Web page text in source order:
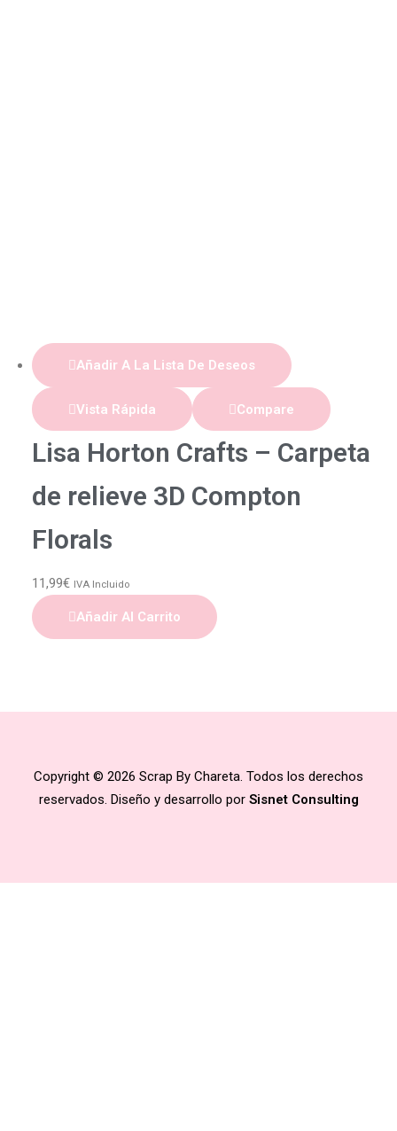
Añadir A La Lista De Deseos
Vista Rápida Compare
Lisa Horton Crafts – Carpeta
de relieve 3D Compton
Florals
11,99€ IVA Incluido
Añadir Al Carrito
Copyright © 2026 Scrap By Chareta. Todos los derechos
reservados. Diseño y desarrollo por Sisnet Consulting